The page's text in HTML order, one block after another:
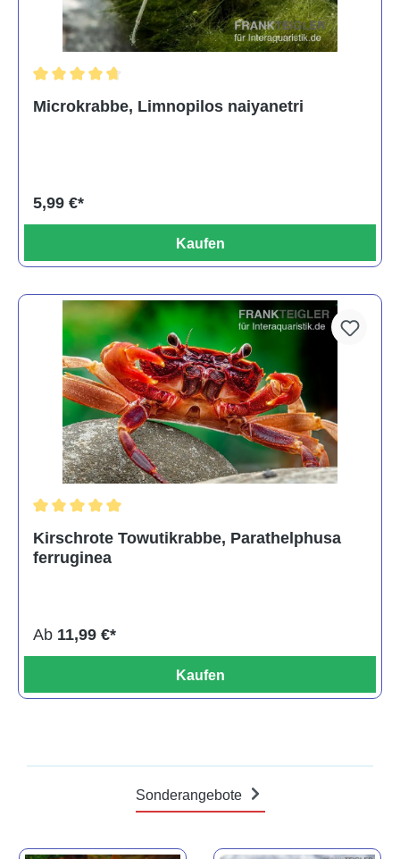
Microkrabbe, Limnopilos naiyanetri
5,99 €*
Kaufen
Kirschrote Towutikrabbe, Parathelphusa
ferruginea
Ab 11,99 €*
Kaufen
Sonderangebote